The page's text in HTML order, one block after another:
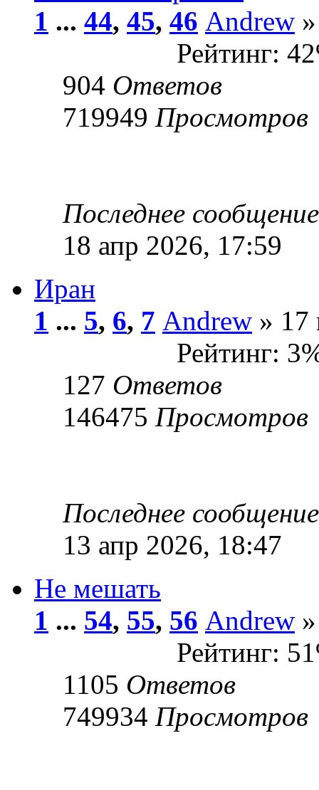
1 ... 44, 45, 46 Andrew
Рейтинг:
904 Ответов
719949 Просмотров
Последнее
18 апр 2026, 17:59
Иран
1 ... 5, 6, 7 Andrew » 17
Рейтинг:
127 Ответов
146475 Просмотров
Последнее
13 апр 2026, 18:47
Не мешать
1 ... 54, 55, 56 Andrew
Рейтинг:
1105 Ответов
749934 Просмотров